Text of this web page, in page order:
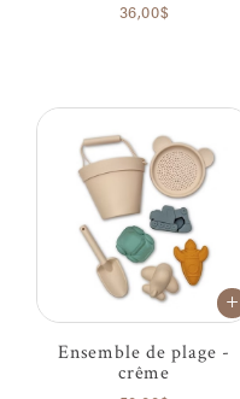
36,00$
Ensemble de plage -
crême